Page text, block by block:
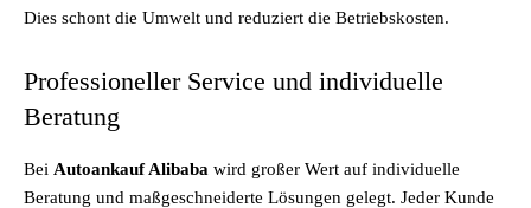
Dies schont die Umwelt und reduziert die Betriebskosten.
Professioneller Service und individuelle
Beratung
Bei Autoankauf Alibaba wird großer Wert auf individuelle
Beratung und maßgeschneiderte Lösungen gelegt. Jeder Kunde